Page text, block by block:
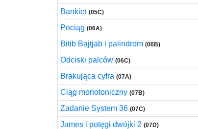
Bankiet (05C)
Pociąg (06A)
Bitib Bajtjab i palindrom (06B)
Odciski palców (06C)
Brakująca cyfra (07A)
Ciąg monotoniczny (07B)
Zadanie System 36 (07C)
James i potęgi dwójki 2 (07D)